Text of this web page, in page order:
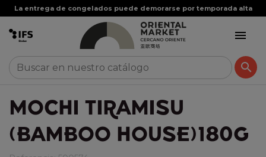
La entrega de congelados puede demorarse por temporada alta


MOCHI TIRAMISU
(BAMBOO HOUSE)180G